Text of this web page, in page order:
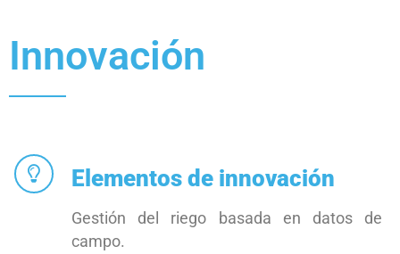
Innovación
Elementos de innovación
Gestión del riego basada en datos de
campo.